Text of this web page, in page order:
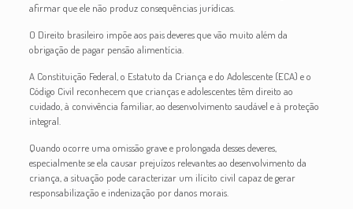
afirmar que ele não produz consequências jurídicas.
O Direito brasileiro impõe aos pais deveres que vão muito além da
obrigação de pagar pensão alimentícia.
A Constituição Federal, o Estatuto da Criança e do Adolescente (ECA) e o
Código Civil reconhecem que crianças e adolescentes têm direito ao
cuidado, à convivência familiar, ao desenvolvimento saudável e à proteção
integral.
Quando ocorre uma omissão grave e prolongada desses deveres,
especialmente se ela causar prejuízos relevantes ao desenvolvimento da
criança, a situação pode caracterizar um ilícito civil capaz de gerar
responsabilização e indenização por danos morais.